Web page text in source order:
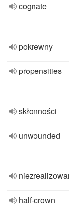
cognate
pokrewny
propensities
skłonności
unwounded
half-crown